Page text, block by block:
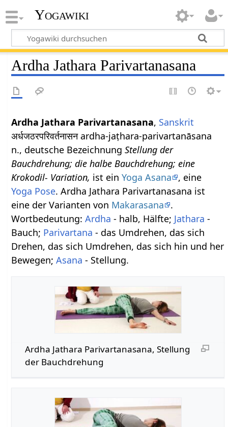
Yogawiki
Ardha Jathara Parivartanasana
Ardha Jathara Parivartanasana, Sanskrit
अर्धजठरपरिवर्तनासन ardha-jaṭhara-parivartanāsana
n., deutsche BezeichnungStellung der
Bauchdrehung; die halbe Bauchdrehung; eine
Krokodil- Variation, ist einYoga Asana
, eine
Yoga Pose. Ardha Jathara Parivartanasana ist
eine der Varianten von Makarasana
.
Wortbedeutung:Ardha - halb, Hälfte; Jathara -
Bauch; Parivartana - das Umdrehen, das sich
Drehen, das sich Umdrehen, das sich hin und her
Bewegen;Asana - Stellung.
Ardha Jathara Parivartanasana, Stellung
der Bauchdrehung